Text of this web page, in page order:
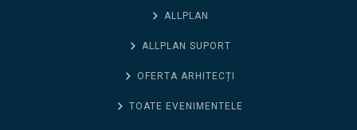
ALLPLAN
ALLPLAN SUPORT
OFERTA ARHITECȚI
TOATE EVENIMENTELE